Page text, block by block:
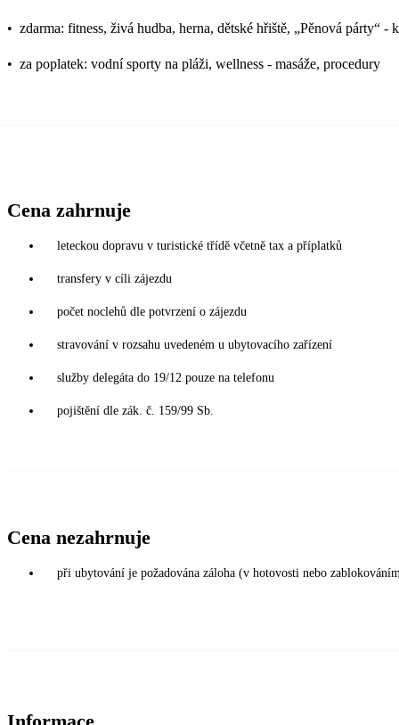
• zdarma: fitness, živá hudba, herna, dětské hřiště, „Pěnová párty“
• za poplatek: vodní sporty na pláži, wellness - masáže, procedury
Cena zahrnuje
leteckou dopravu v turistické třídě včetně tax a příplatků
transfery v cíli zájezdu
počet noclehů dle potvrzení o zájezdu
stravování v rozsahu uvedeném u ubytovacího zařízení
služby delegáta do 19/12 pouze na telefonu
pojištění dle zák. č. 159/99 Sb.
Cena nezahrnuje
při ubytování je požadována záloha (v hotovosti nebo